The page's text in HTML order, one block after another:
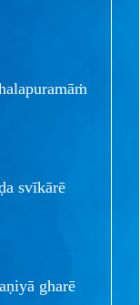
svīkārē
gharē